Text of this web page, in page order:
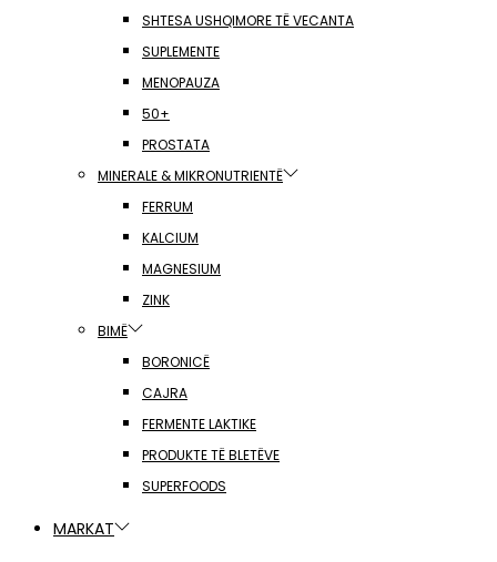
SHTESA USHQIMORE TË VECANTA
SUPLEMENTE
MENOPAUZA
50+
PROSTATA
MINERALE & MIKRONUTRIENTË
FERRUM
KALCIUM
MAGNESIUM
ZINK
BIMË
BORONICË
CAJRA
FERMENTE LAKTIKE
PRODUKTE TË BLETËVE
SUPERFOODS
MARKAT